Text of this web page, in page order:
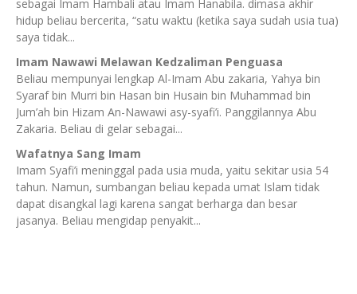
sebagai Imam Hambali atau Imam Hanabila. dimasa akhir
hidup beliau bercerita, “satu waktu (ketika saya sudah usia tua)
saya tidak...
Imam Nawawi Melawan Kedzaliman Penguasa
Beliau mempunyai lengkap Al-Imam Abu zakaria, Yahya bin
Syaraf bin Murri bin Hasan bin Husain bin Muhammad bin
Jum’ah bin Hizam An-Nawawi asy-syafi’i. Panggilannya Abu
Zakaria. Beliau di gelar sebagai...
Wafatnya Sang Imam
Imam Syafi’i meninggal pada usia muda, yaitu sekitar usia 54
tahun. Namun, sumbangan beliau kepada umat Islam tidak
dapat disangkal lagi karena sangat berharga dan besar
jasanya. Beliau mengidap penyakit...